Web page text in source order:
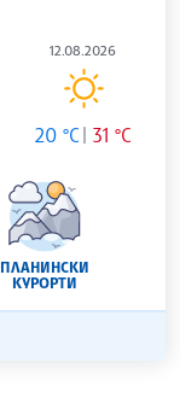
12.08.2026
20 °C 31 °C
ПЛАНИНСКИ
КУРОРТИ